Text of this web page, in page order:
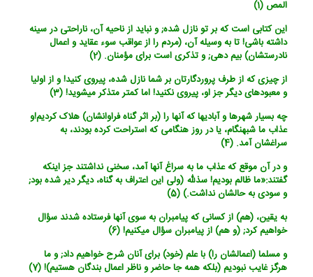
المص (1)
این کتابی است که بر تو نازل شده; و نباید از ناحیه آن، ناراحتی در سینه
داشته باشی! تا به وسیله آن، (مردم را از عواقب سوء عقاید و اعمال
نادرستشان) بیم دهی; و تذکری است برای مؤمنان. (2)
از چیزی که از طرف پروردگارتان بر شما نازل شده، پیروی کنید! و از اولیا
و معبودهای دیگر جز او، پیروی نکنید! اما کمتر متذکر می‏شوید! (3)
چه بسیار شهرها و آبادیها که آنها را (بر اثر گناه فراوانشان) هلاک کردیم!و
عذاب ما شب‏هنگام، یا در روز هنگامی که استراحت کرده بودند، به
سراغشان آمد. (4)
و در آن موقع که عذاب ما به سراغ آنها آمد، سخنی نداشتند جز اینکه
گفتند:«ما ظالم بودیم! س‏ذللّه (ولی این اعتراف به گناه، دیگر دیر شده بود;
و سودی به حالشان نداشت.) (5)
به یقین، (هم) از کسانی که پیامبران به سوی آنها فرستاده شدند سؤال
خواهیم کرد; (و هم) از پیامبران سؤال می‏کنیم! (6)
و مسلما (اعمالشان را) با علم (خود) برای آنان شرح خواهیم داد; و ما
هرگز غایب نبودیم (بلکه همه جا حاضر و ناظر اعمال بندگان هستیم)! (7)